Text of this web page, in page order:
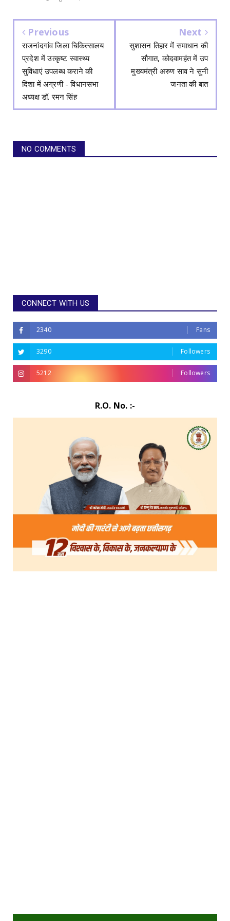
Previous
राजनांदगांव जिला चिकित्सालय
प्रदेश में उत्कृष्ट स्वास्थ्य
सुविधाएं उपलब्ध कराने की
दिशा में अग्रणी - विधानसभा
अध्यक्ष डॉ. रमन सिंह
Next
सुशासन तिहार में समाधान की
सौगात, कोदवामहंत में उप
मुख्यमंत्री अरुण साव ने सुनी
जनता की बात
NO COMMENTS
CONNECT WITH US
2340 Fans
3290 Followers
5212 Followers
R.O. No. :-